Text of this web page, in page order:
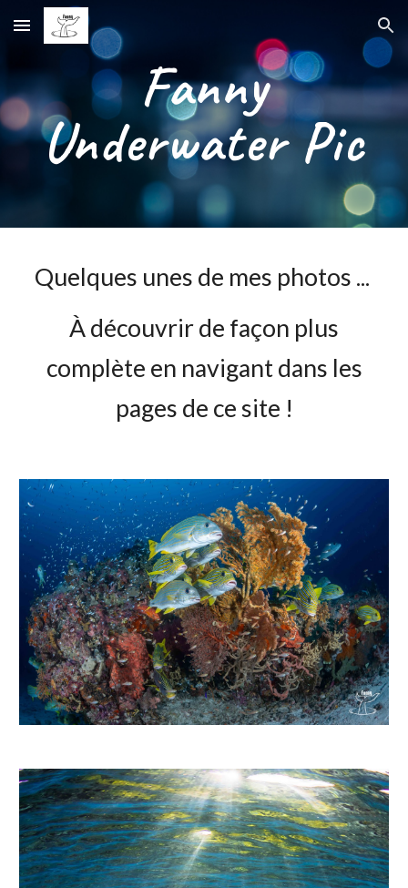
Skip to main content Skip to navigation
Fanny
Underwater Pic
Quelques unes de mes photos ...
À découvrir de façon plus
complète en navigant dans les
pages de ce site !